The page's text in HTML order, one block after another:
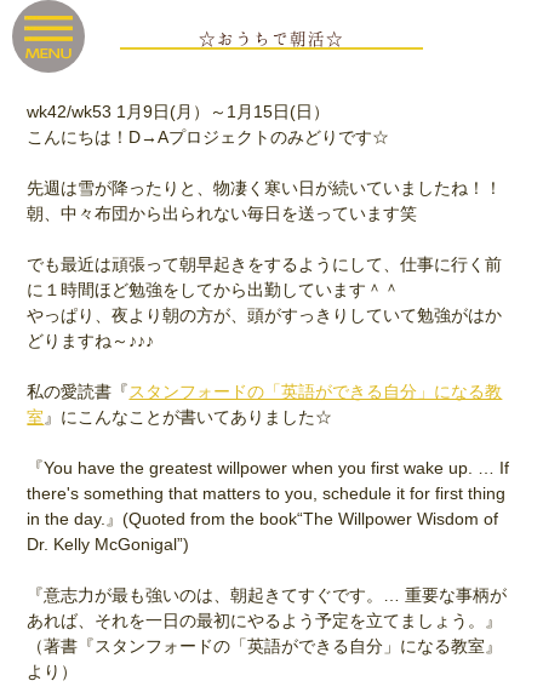
☆おうちで朝活☆
wk42/wk53 1月9日(月）～1月15日(日）
こんにちは！D→Aプロジェクトのみどりです☆
先週は雪が降ったりと、物凄く寒い日が続いていましたね！！
朝、中々布団から出られない毎日を送っています笑
でも最近は頑張って朝早起きをするようにして、仕事に行く前
に１時間ほど勉強をしてから出勤しています＾＾
やっぱり、夜より朝の方が、頭がすっきりしていて勉強がはか
どりますね～♪♪♪
私の愛読書『スタンフォードの「英語ができる自分」になる教
室 』にこんなことが書いてありました☆
『You have the greatest willpower when you first wake up. … If
there's something that matters to you, schedule it for first thing
in the day.』(Quoted from the book“The Willpower Wisdom of
Dr. Kelly McGonigal”)
『意志力が最も強いのは、朝起きてすぐです。… 重要な事柄が
あれば、それを一日の最初にやるよう予定を立てましょう。』
（著書『スタンフォードの「英語ができる自分」になる教室』
より）